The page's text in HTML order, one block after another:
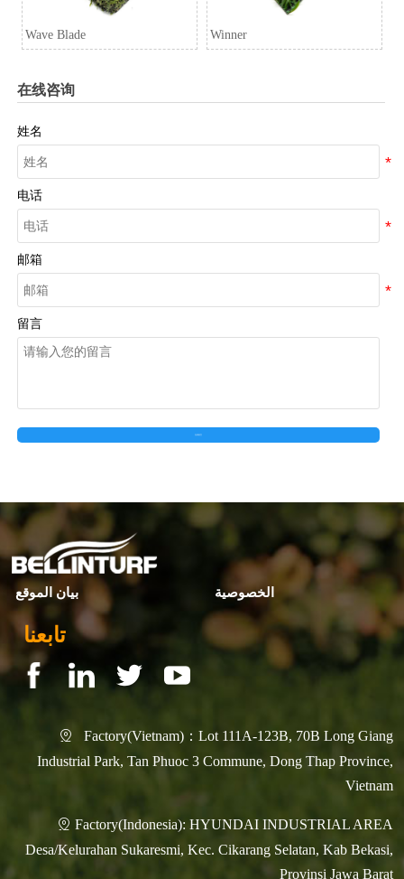
Wave Blade Winner
在线咨询
姓名
电话
邮箱
留言
بيان الموقع الخصوصية
تابعنا

Factory(Vietnam)：Lot 111A-123B, 70B Long Giang
Industrial Park, Tan Phuoc 3 Commune, Dong Thap Province,
Vietnam
 Factory(Indonesia): HYUNDAI INDUSTRIAL AREA
Desa/Kelurahan Sukaresmi, Kec. Cikarang Selatan, Kab Bekasi,
Provinsi Jawa Barat